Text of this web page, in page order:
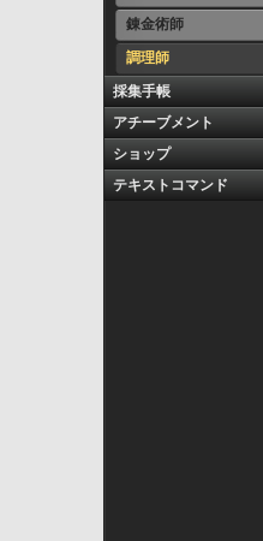
錬金術師
調理師
採集手帳
アチーブメント
ショップ
テキストコマンド